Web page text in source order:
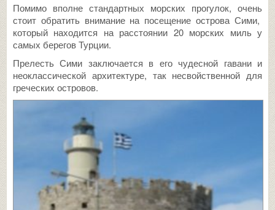
Помимо вполне стандартных морских прогулок, очень
стоит обратить внимание на посещение острова Сими,
который находится на расстоянии 20 морских миль у
самых берегов Турции.
Прелесть Сими заключается в его чудесной гавани и
неоклассической архитектуре, так несвойственной для
греческих островов.